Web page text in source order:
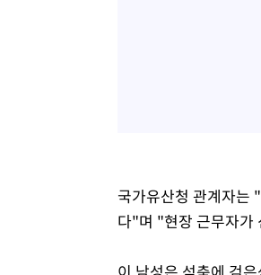
국가유산청 관계자는
다"며 "현장 근무자가